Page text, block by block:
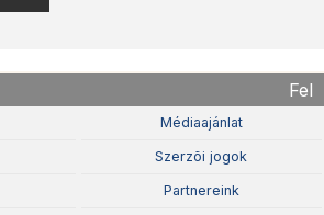
Fel
Médiaajánlat
Szerzõi jogok
Partnereink